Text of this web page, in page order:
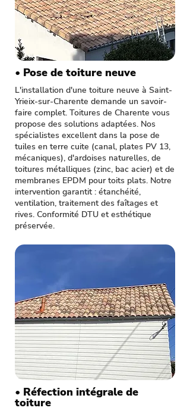
• Pose de toiture neuve
L'installation d'une toiture neuve à Saint-
Yrieix-sur-Charente demande un savoir-
faire complet. Toitures de Charente vous
propose des solutions adaptées. Nos
spécialistes excellent dans la pose de
tuiles en terre cuite (canal, plates PV 13,
mécaniques), d'ardoises naturelles, de
toitures métalliques (zinc, bac acier) et de
membranes EPDM pour toits plats. Notre
intervention garantit : étanchéité,
ventilation, traitement des faîtages et
rives. Conformité DTU et esthétique
préservée.
• Réfection intégrale de
toiture